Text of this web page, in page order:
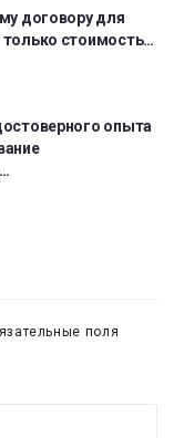
договору для
стоимость…
опыта
поля